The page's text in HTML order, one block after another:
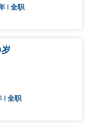
| 全职
岁
| 全职